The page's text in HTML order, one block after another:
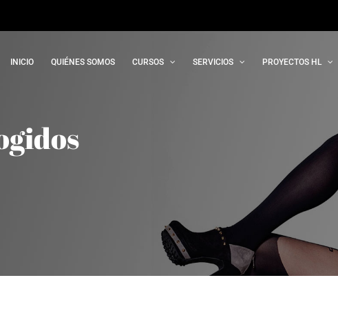
INICIO QUIÉNES SOMOS CURSOS SERVICIOS PROYECTOS HL